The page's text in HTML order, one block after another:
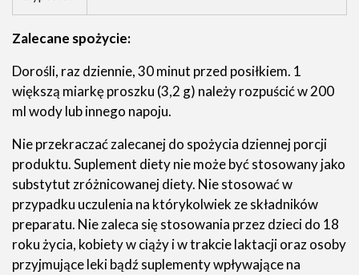
Zalecane spożycie:
Dorośli, raz dziennie, 30 minut przed posiłkiem. 1
większą miarkę proszku (3,2 g) należy rozpuścić w 200
ml wody lub innego napoju.
Nie przekraczać zalecanej do spożycia dziennej porcji
produktu. Suplement diety nie może być stosowany jako
substytut zróżnicowanej diety. Nie stosować w
przypadku uczulenia na którykolwiek ze składników
preparatu. Nie zaleca się stosowania przez dzieci do 18
roku życia, kobiety w ciąży i w trakcie laktacji oraz osoby
przyjmujące leki bądź suplementy wpływające na